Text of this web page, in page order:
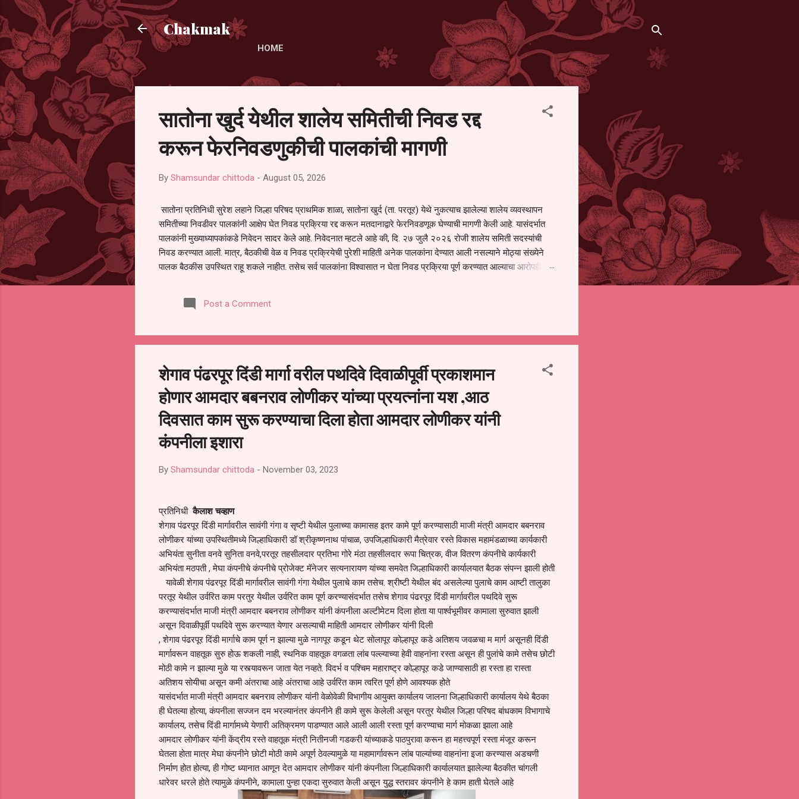
Chakmak
HOME
सातोना खुर्द येथील शालेय समितीची निवड रद्द
करून फेरनिवडणुकीची पालकांची मागणी
By Shamsundar chittoda - August 05, 2026
सातोना प्रतिनिधी सुरेश लहाने जिल्हा परिषद प्राथमिक शाळा, सातोना खुर्द (ता. परतूर) येथे नुकत्याच झालेल्या शालेय व्यवस्थापन
समितीच्या निवडीवर पालकांनी आक्षेप घेत निवड प्रक्रिया रद्द करून मतदानाद्वारे फेरनिवडणूक घेण्याची मागणी केली आहे. यासंदर्भात
पालकांनी मुख्याध्यापकांकडे निवेदन सादर केले आहे. निवेदनात म्हटले आहे की, दि. २७ जुलै २०२६ रोजी शालेय समिती सदस्यांची
निवड करण्यात आली. मात्र, बैठकीची वेळ व निवड प्रक्रियेची पुरेशी माहिती अनेक पालकांना देण्यात आली नसल्याने मोठ्या संख्येने
पालक बैठकीस उपस्थित राहू शकले नाहीत. तसेच सर्व पालकांना विश्वासात न घेता निवड प्रक्रिया पूर्ण करण्यात आल्याचा आरोपही
समितीची फेरनिवडणूक घेण्यात यावी, अशी मागणी पालकांनी केली आहे. या निवेदनाच्या प्रती जिल्हा शिक्षण अधिकारी (प्राथमिक),
जालना तसेच तालुका शिक्षण अधिकारी, परतूर यांनाही पाठविण्यात आल्या असून प्रशासन याबाबत काय निर्णय घेते, याकडे पालकांचे
Post a Comment
शेगाव पंढरपूर दिंडी मार्गा वरील पथदिवे दिवाळीपूर्वी प्रकाशमान
होणार आमदार बबनराव लोणीकर यांच्या प्रयत्नांना यश ,आठ
दिवसात काम सुरू करण्याचा दिला होता आमदार लोणीकर यांनी
कंपनीला इशारा
By Shamsundar chittoda - November 03, 2023
प्रतिनिधीकैलाश चव्हाण
शेगाव पंढरपूर दिंडी मार्गावरील सावंगी गंगा व सृष्टी येथील पुलाच्या कामासह इतर कामे पूर्ण करण्यासाठी माजी मंत्री आमदार बबनराव
लोणीकर यांच्या उपस्थितीमध्ये जिल्हाधिकारी डॉ श्रीकृष्णनाथ पांचाळ, उपजिल्हाधिकारी मैत्रेवार रस्ते विकास महामंडळाच्या कार्यकारी
अभियंता सुनीता वनवे सुनिता वनवे,परतूर तहसीलदार प्रतिभा गोरे मंठा तहसीलदार रूपा चित्रक, वीज वितरण कंपनीचे कार्यकारी
अभियंता मठपती , मेघा कंपनीचे कंपनीचे प्रोजेक्ट मॅनेजर सत्यनारायण यांच्या समवेत जिल्हाधिकारी कार्यालयात बैठक संपन्न झाली होती
यावेळी शेगाव पंढरपूर दिंडी मार्गावरील सावंगी गंगा येथील पुलाचे काम तसेच. श्रीष्टी येथील बंद असलेल्या पुलाचे काम आष्टी तालुका
परतूर येथील उर्वरित काम परतुर येथील उर्वरित काम पूर्ण करण्यासंदर्भात तसेच शेगाव पंढरपूर दिंडी मार्गावरील पथदिवे सुरू
करण्यासंदर्भात माजी मंत्री आमदार बबनराव लोणीकर यांनी कंपनीला अल्टीमेटम दिला होता या पार्श्वभूमीवर कामाला सुरुवात झाली
असून दिवाळीपूर्वी पथदिवे सुरू करण्यात येणार असल्याची माहिती आमदार लोणीकर यांनी दिली
, शेगाव पंढरपूर दिंडी मार्गाचे काम पूर्ण न झाल्या मुळे नागपूर कडून थेट सोलापूर कोल्हापूर कडे अतिशय जवळचा म मार्ग असूनही दिंडी
मार्गावरून वाहतूक सुरु होऊ शकली नाही, स्थनिक वाहतूक वगळता लांब पल्ल्याच्या हेवी वाहनांना रस्ता असून ही पुलांचे कामे तसेच छोटी
मोठी कामे न झाल्या मुळे या रस्त्यावरून जाता येत नव्हते. विदर्भ व पश्चिम महाराष्ट्र कोल्हापूर कडे जाण्यासाठी हा रस्ता हा रास्ता
अतिशय सोयीचा असून कमी अंतराचा आहे अंतराचा आहे उर्वरित काम त्वरित पूर्ण होणे आवश्यक होते
यासंदर्भात माजी मंत्री आमदार बबनराव लोणीकर यांनी वेळोवेळी विभागीय आयुक्त कार्यालय जालना जिल्हाधिकारी कार्यालय येथे बैठका
ही घेतल्या होत्या, कंपनीला सज्जन दम भरल्यानंतर कंपनीने ही कामे सुरू केलेली असून परतुर येथील जिल्हा परिषद बांधकाम विभागाचे
कार्यालय, तसेच दिंडी मार्गामध्ये येणारी अतिक्रमण पाडण्यात आले आली आली रस्ता पूर्ण करण्याचा मार्ग मोकळा झाला आहे
आमदार लोणीकर यांनी केंद्रीय रस्ते वाहतूक मंत्री नितीनजी गडकरी यांच्याकडे पाठपुरावा करून हा महत्त्वपूर्ण रस्ता मंजूर करून
घेतला होता मात्र मेघा कंपनीने छोटी मोठी कामे अपूर्ण ठेवल्यामुळे या महामार्गावरून लांब पाल्यांच्या वाहनांना इजा करण्यास अडचणी
निर्माण होत होत्या, ही गोष्ट ध्यानात आणून देत आमदार लोणीकर यांनी कंपनीला जिल्हाधिकारी कार्यालयात झालेल्या बैठकीत चांगली
धारेवर धरले होते त्यामुळे कंपनीने, कामाला पुन्हा एकदा सुरुवात केली असून युद्ध स्तरावर कंपनीने हे काम हाती घेतले आहे